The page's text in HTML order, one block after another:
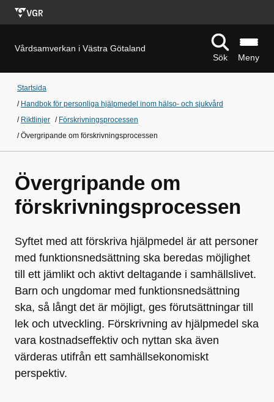
Vårdsamverkan i Västra Götaland
Sök
Meny
Startsida
/ Handbok för personliga hjälpmedel inom hälso- och sjukvård
/ Riktlinjer / Förskrivningsprocessen
/Övergripande om förskrivningsprocessen
Övergripande om
förskrivningsprocessen
Syftet med att förskriva hjälpmedel är att personer
med funktionsnedsättning ska beredas möjlighet
till ett jämlikt och aktivt deltagande i samhällslivet.
Barn och ungdomar med funktionsnedsättning
ska, så långt det är möjligt, ges förutsättningar till
lek och utveckling. Förskrivning av hjälpmedel ska
vara kostnadseffektiv och nyttan ska även
värderas utifrån ett samhällsekonomiskt
perspektiv.